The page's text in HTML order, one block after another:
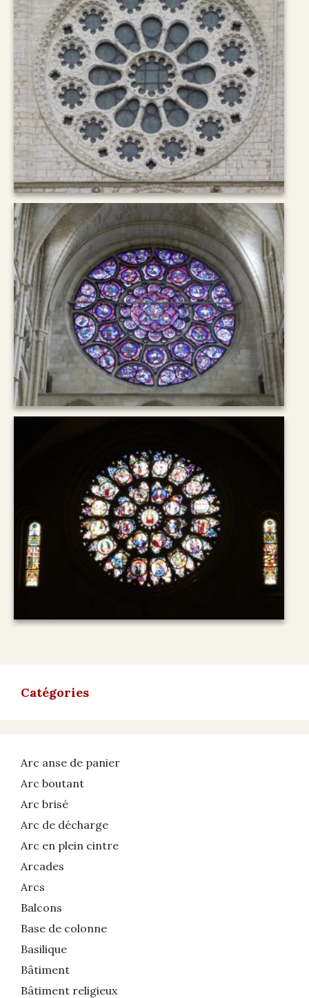
Catégories
Arc anse de panier
Arc boutant
Arc brisé
Arc de décharge
Arc en plein cintre
Arcades
Arcs
Balcons
Base de colonne
Basilique
Bâtiment
Bâtiment religieux